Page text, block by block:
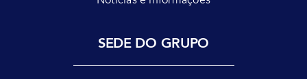
SEDE DO GRUPO